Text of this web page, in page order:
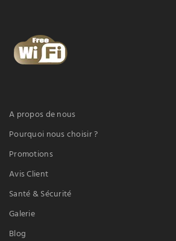
A propos de nous
Pourquoi nous choisir ?
Promotions
Avis Client
Santé & Sécurité
Galerie
Blog